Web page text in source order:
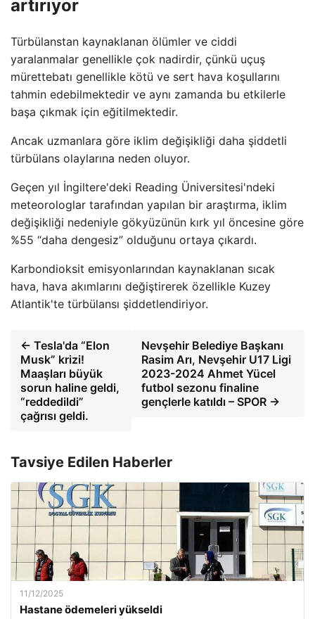
artırıyor
Türbülanstan kaynaklanan ölümler ve ciddi
yaralanmalar genellikle çok nadirdir, çünkü uçuş
mürettebatı genellikle kötü ve sert hava koşullarını
tahmin edebilmektedir ve aynı zamanda bu etkilerle
başa çıkmak için eğitilmektedir.
Ancak uzmanlara göre iklim değişikliği daha şiddetli
türbülans olaylarına neden oluyor.
Geçen yıl İngiltere'deki Reading Üniversitesi'ndeki
meteorologlar tarafından yapılan bir araştırma, iklim
değişikliği nedeniyle gökyüzünün kırk yıl öncesine göre
%55 “daha dengesiz” olduğunu ortaya çıkardı.
Karbondioksit emisyonlarından kaynaklanan sıcak
hava, hava akımlarını değiştirerek özellikle Kuzey
Atlantik'te türbülansı şiddetlendiriyor.
← Tesla'da “Elon
Musk” krizi!
Maaşları büyük
sorun haline geldi,
“reddedildi”
çağrısı geldi.
Nevşehir Belediye Başkanı
Rasim Arı, Nevşehir U17 Ligi
2023-2024 Ahmet Yücel
futbol sezonu finaline
gençlerle katıldı – SPOR →
Tavsiye Edilen Haberler
11/12/2025
Hastane ödemeleri yükseldi